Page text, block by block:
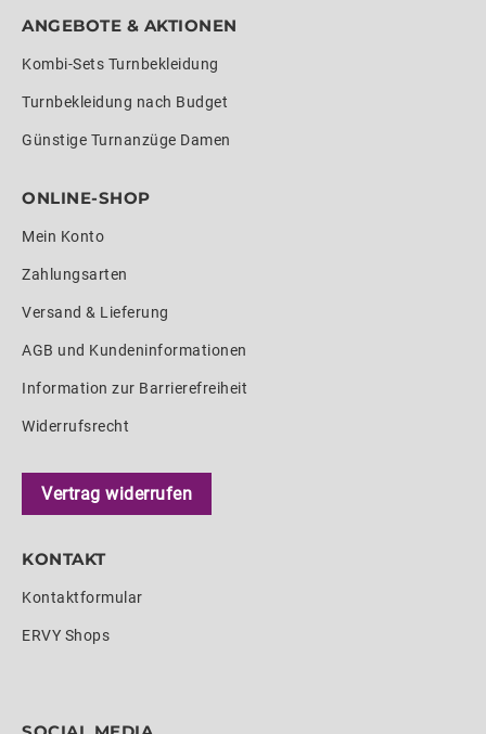
ANGEBOTE & AKTIONEN
Kombi-Sets Turnbekleidung
Turnbekleidung nach Budget
Günstige Turnanzüge Damen
ONLINE-SHOP
Mein Konto
Zahlungsarten
Versand & Lieferung
AGB und Kundeninformationen
Information zur Barrierefreiheit
Widerrufsrecht
Vertrag widerrufen
KONTAKT
Kontaktformular
ERVY Shops